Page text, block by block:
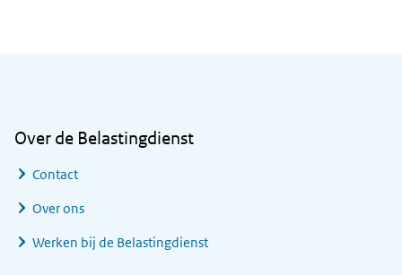
Over de Belastingdienst
Contact
Over ons
Werken bij de Belastingdienst